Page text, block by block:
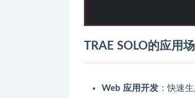
TRAE SOLO的应用
Web 应用开发 ：快速